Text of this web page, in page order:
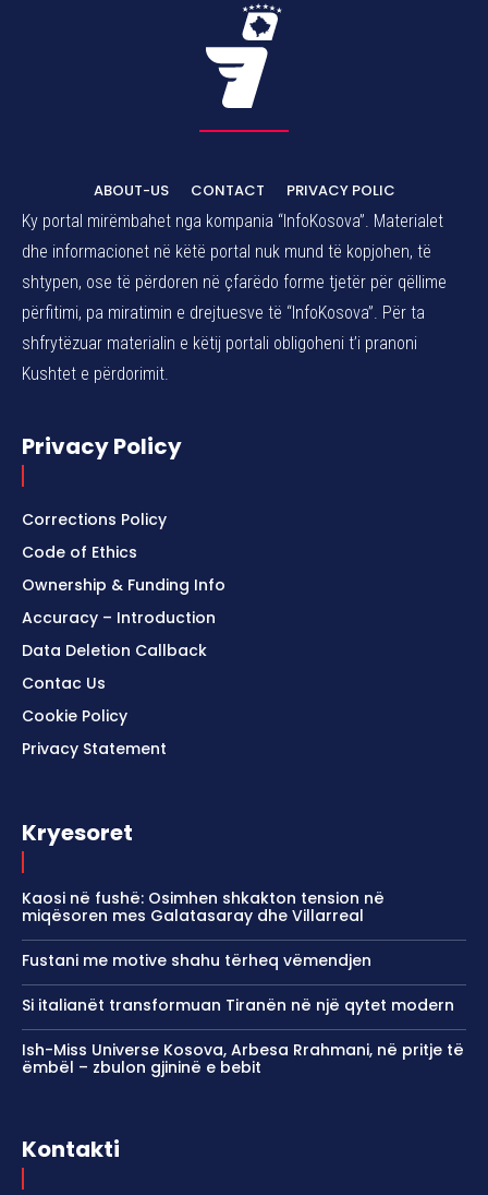
ABOUT-US CONTACT
PRIVACY POLIC
Ky portal mirëmbahet nga kompania “InfoKosova”. Materialet
dhe informacionet në këtë portal nuk mund të kopjohen, të
shtypen, ose të përdoren në çfarëdo forme tjetër për qëllime
përfitimi, pa miratimin e drejtuesve të “InfoKosova”. Për ta
shfrytëzuar materialin e këtij portali obligoheni t’i pranoni
Kushtet e përdorimit.
Privacy Policy
Corrections Policy
Code of Ethics
Ownership & Funding Info
Accuracy – Introduction
Data Deletion Callback
Contac Us
Cookie Policy
Privacy Statement
Kryesoret
Kaosi në fushë: Osimhen shkakton tension në
miqësoren mes Galatasaray dhe Villarreal
Fustani me motive shahu tërheq vëmendjen
Si italianët transformuan Tiranën në një qytet modern
Ish-Miss Universe Kosova, Arbesa Rrahmani, në pritje të
ëmbël – zbulon gjininë e bebit
Kontakti